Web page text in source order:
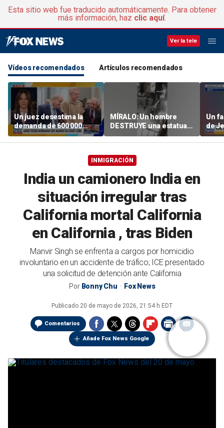
Esta sitio web fue traducido automáticamente. Para obtener
más información, haz clic aquí.
Ver la tele
Vídeos recomendados Artículos recomendados
Un juez desestima la
demanda de 600 000
dólares presentada por «
Alex » Murdaugh contra
MÍRALO: Un hombre
DESTRUYE una estatua
de la Virgen María con un
martillo
Un
de
los
boca
INMIGRACIÓN
India un camionero India en
situación irregular tras
California mortal California
en California , tras Biden
Manvir Singh se enfrenta a cargos por homicidio
involuntario en un accidente de tráfico; ICE presentado
una solicitud de detención ante California
Por Bonny Chu Fox News
Publicado 20 de mayo de 2026, 21:54 h EDT
Comentarios
Añade Fox News Google